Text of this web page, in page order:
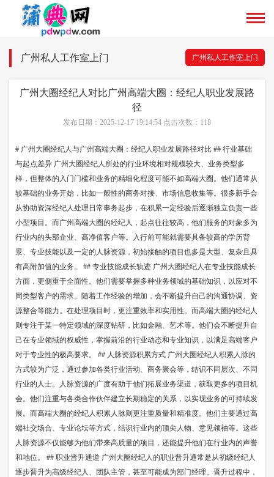
广州私人工作室上门 广州私人工作室上门
广州大圈经纪人对比广州高端大圈：经纪人职业发展路
径
发布日期：2025-12-17 19:14:54 点击次数：118
# 广州大圈经纪人与广州高端大圈：经纪人职业发展路径对比 ## 行业基础
与起点差异 广州大圈经纪人所处的行业环境相对规模较大、业务类型多
样，但整体的入门门槛和业务的精细化程度可能不如高端大圈。他们通常从
较基础的业务开始，比如一般性的商务对接、市场信息收集等。很多新手会
从协助资深经纪人处理日常事务起步，在积累一定经验后逐渐独立负责一些
小型项目。而广州高端大圈的经纪人，起点往往较高，他们服务的对象多为
行业内的头部企业、高净值客户等。入行前可能就需要具备较高的学历背
景、专业技能以及一定的人脉资源，初始接触的项目也多是大型、复杂且具
有高附加值的业务。 ## 专业技能成长轨迹 广州大圈经纪人在专业技能成长
方面，更侧重于全面性。他们需要掌握多种业务领域的基础知识，以应对不
同类型客户的需求。随着工作经验的增加，会不断提升自己的沟通协调、资
源整合等能力。在处理项目时，更注重效率和实用性。而高端大圈的经纪人
则专注于某一特定领域的深度钻研，比如金融、艺术等。他们会不断提升自
己在专业领域的权威性，掌握前沿的行业动态和专业知识，以满足高端客户
对于专业性的极高要求。 ## 人脉资源积累方式 广州大圈经纪人积累人脉的
方式较为广泛，通过参加各类行业活动、商务聚会等，结识不同层次、不同
行业的人士。人脉资源的广度有助于他们拓展业务渠道，获取更多的项目机
会。他们注重与各类合作伙伴建立长期稳定的关系，以实现业务的可持续发
展。而高端大圈的经纪人积累人脉则更注重质量和精准度。他们主要通过高
端社交场合、专业论坛等方式，结识行业内的顶尖人物、意见领袖等。这些
人脉资源不仅能够为他们带来高质量的项目，还能提升他们在行业内的声誉
和地位。 ## 职业晋升通道 广州大圈经纪人的职业晋升通常是从初级经纪人
逐步晋升为高级经纪人、团队主管，甚至可能成为部门经理。晋升过程中，